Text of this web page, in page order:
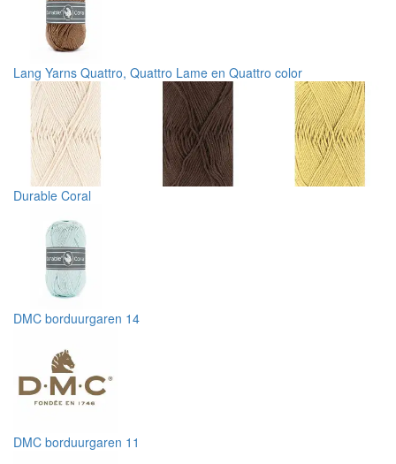
Lang Yarns Quattro, Quattro Lame en Quattro color
Durable Coral
DMC borduurgaren 14
DMC borduurgaren 11